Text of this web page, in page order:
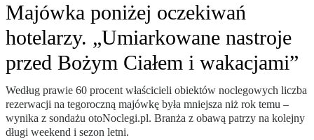
Majówka poniżej oczekiwań
hotelarzy. „Umiarkowane nastroje
przed Bożym Ciałem i wakacjami”
Według prawie 60 procent właścicieli obiektów noclegowych liczba
rezerwacji na tegoroczną majówkę była mniejsza niż rok temu –
wynika z sondażu otoNoclegi.pl. Branża z obawą patrzy na kolejny
długi weekend i sezon letni.